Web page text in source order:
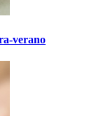
verano